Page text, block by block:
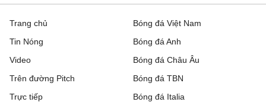
Trang chủ
Tin Nóng
Video
Trên đường Pitch
Trực tiếp
Bóng đá Việt Nam
Bóng đá Anh
Bóng đá Châu Âu
Bóng đá TBN
Bóng đá Italia